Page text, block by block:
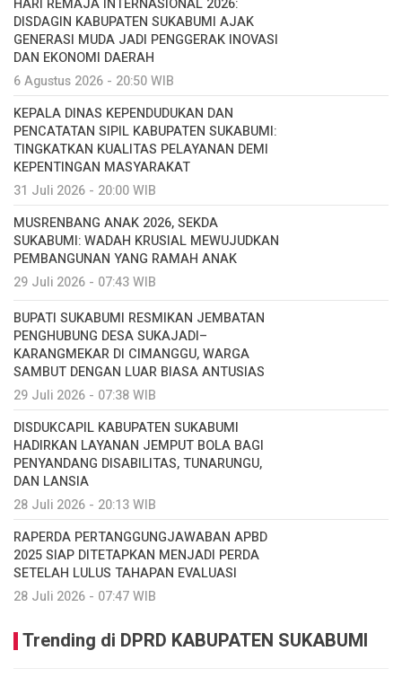
DISDAGIN KABUPATEN SUKABUMI AJAK
GENERASI MUDA JADI PENGGERAK INOVASI
DAN EKONOMI DAERAH
6 Agustus 2026 - 20:50 WIB
KEPALA DINAS KEPENDUDUKAN DAN
PENCATATAN SIPIL KABUPATEN SUKABUMI:
TINGKATKAN KUALITAS PELAYANAN DEMI
KEPENTINGAN MASYARAKAT
31 Juli 2026 - 20:00 WIB
MUSRENBANG ANAK 2026, SEKDA
SUKABUMI: WADAH KRUSIAL MEWUJUDKAN
PEMBANGUNAN YANG RAMAH ANAK
29 Juli 2026 - 07:43 WIB
BUPATI SUKABUMI RESMIKAN JEMBATAN
PENGHUBUNG DESA SUKAJADI–
KARANGMEKAR DI CIMANGGU, WARGA
SAMBUT DENGAN LUAR BIASA ANTUSIAS
29 Juli 2026 - 07:38 WIB
DISDUKCAPIL KABUPATEN SUKABUMI
HADIRKAN LAYANAN JEMPUT BOLA BAGI
PENYANDANG DISABILITAS, TUNARUNGU,
DAN LANSIA
28 Juli 2026 - 20:13 WIB
RAPERDA PERTANGGUNGJAWABAN APBD
2025 SIAP DITETAPKAN MENJADI PERDA
SETELAH LULUS TAHAPAN EVALUASI
28 Juli 2026 - 07:47 WIB
Trending di DPRD KABUPATEN SUKABUMI